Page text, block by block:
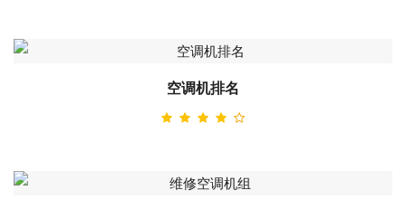
空调机排名